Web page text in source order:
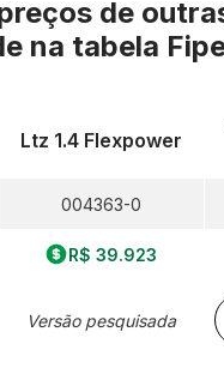
de
na tabela
Ltz 1.4 Flexpower
004363-0
R$ 39.923
Versão pesquisada